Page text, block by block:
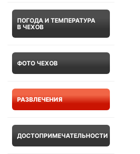
ПОГОДА И ТЕМПЕРАТУРА
В ЧЕХОВ
ФОТО ЧЕХОВ
РАЗВЛЕЧЕНИЯ
ДОСТОПРИМЕЧАТЕЛЬНОСТИ